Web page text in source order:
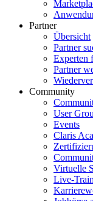
Partner
Übersicht
Partner
Experten
Partner
Community
User
Events
Claris
Virtuelle
Live-